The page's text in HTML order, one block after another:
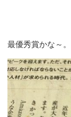
最優秀賞かな～。